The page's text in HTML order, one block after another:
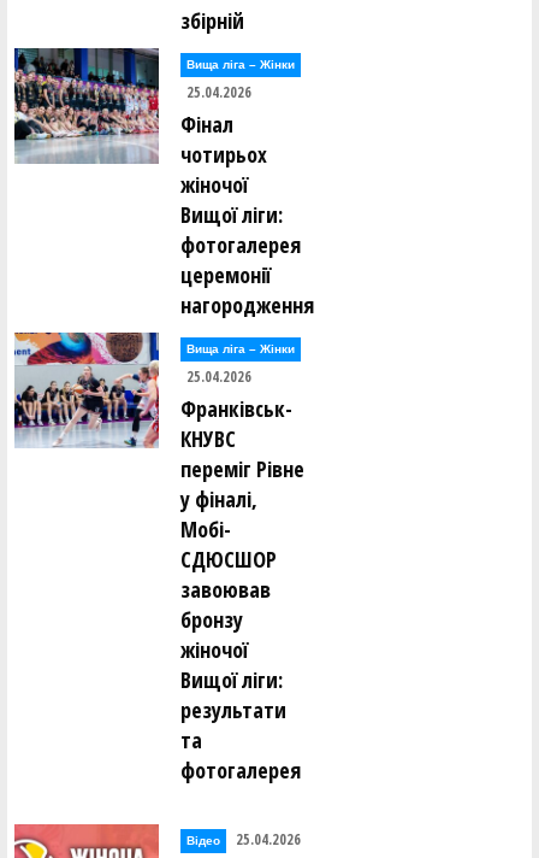
збірній
Вища лiга – Жiнки
25.04.2026
Фінал
чотирьох
жіночої
Вищої ліги:
фотогалерея
церемонії
нагородження
Вища лiга – Жiнки
25.04.2026
Франківськ-
КНУВС
переміг Рівне
у фіналі,
Мобі-
СДЮСШОР
завоював
бронзу
жіночої
Вищої ліги:
результати
та
фотогалерея
Відео 25.04.2026